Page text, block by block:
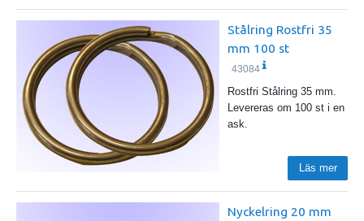
Stålring Rostfri 35
mm 100 st
43084
Rostfri Stålring 35 mm.
Levereras om 100 st i en
ask.
Läs mer
Nyckelring 20 mm